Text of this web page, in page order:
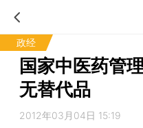
政经
国家中医药管
无替代品
2012年03月04日 15:19